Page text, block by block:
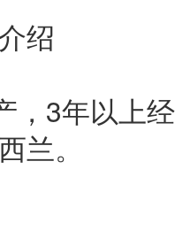
绍
，3年以上
兰。